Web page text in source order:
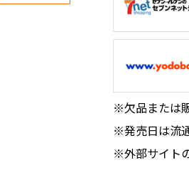
※欠品または
※発売日は流
※外部サイト